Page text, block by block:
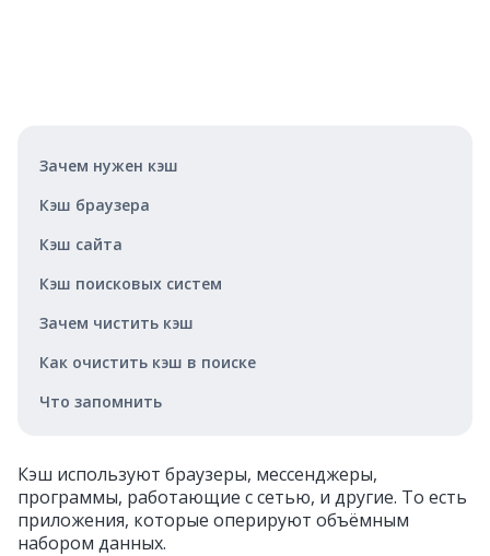
Зачем нужен кэш
Кэш браузера
Кэш сайта
Кэш поисковых систем
Зачем чистить кэш
Как очистить кэш в поиске
Что запомнить
Кэш используют браузеры, мессенджеры,
программы, работающие с сетью, и другие. То есть
приложения, которые оперируют объёмным
набором данных.